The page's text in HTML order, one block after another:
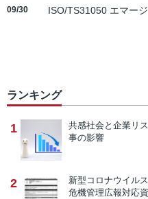
09/30 ISO/TS31050 エマー
ランキング
1 共感社会と企業リ
事の影響
2 新型コロナウイル
危機管理広報対応